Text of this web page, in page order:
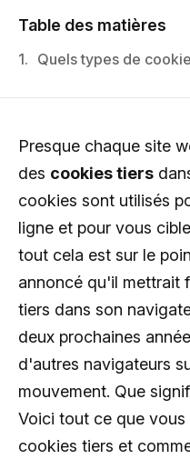
Table des matières
1. Quels types de
Presque chaque site
des cookies tiers
cookies sont utilisés
ligne et pour vous
tout cela est sur le
annoncé qu'il mettrait
tiers dans son
deux prochaines
d'autres navigateurs
mouvement. Que
Voici tout ce que
cookies tiers et